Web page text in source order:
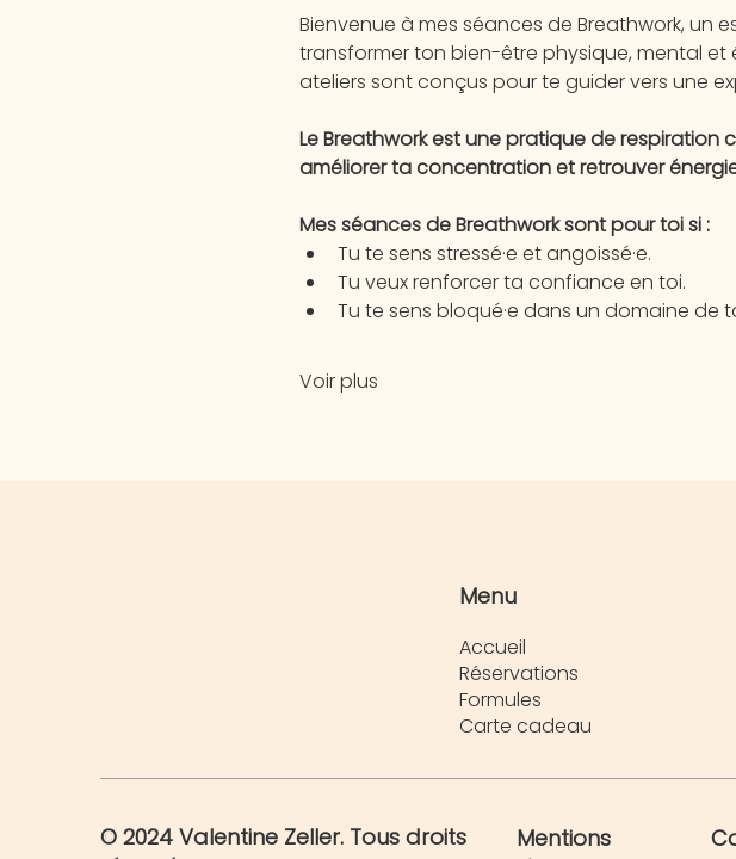
Bienvenue à mes séances de Breathwork, un
transformer ton bien-être physique, mental et
ateliers sont conçus pour te guider vers une
Le Breathwork est une pratique de
améliorer ta concentration et retrouver
Mes séances de Breathwork sont pour toi si :
Tu te sens stressé·e et angoissé·e.
Tu veux renforcer ta confiance en toi.
Tu te sens bloqué·e dans un domaine de
Voir plus
Menu
Accueil
Réservations
Formules
Carte cadeau
© 2024 Valentine Zeller. Tous droits
Mentions